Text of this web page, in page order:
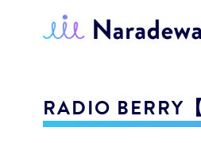
RADIO BERRY